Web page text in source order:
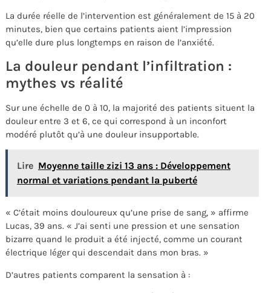
La durée réelle de l’intervention est généralement de 15 à 20
minutes, bien que certains patients aient l’impression
qu’elle dure plus longtemps en raison de l’anxiété.
La douleur pendant l’infiltration :
mythes vs réalité
Sur une échelle de 0 à 10, la majorité des patients situent la
douleur entre 3 et 6, ce qui correspond à un inconfort
modéré plutôt qu’à une douleur insupportable.
Lire Moyenne taille zizi 13 ans : Développement
normal et variations pendant la puberté
« C’était moins douloureux qu’une prise de sang, » affirme
Lucas, 39 ans. « J’ai senti une pression et une sensation
bizarre quand le produit a été injecté, comme un courant
électrique léger qui descendait dans mon bras. »
D’autres patients comparent la sensation à :